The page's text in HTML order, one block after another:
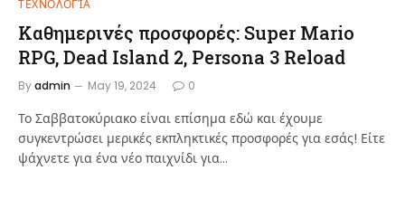
ΤΕΧΝΟΛΟΓΊΑ
Καθημερινές προσφορές: Super Mario
RPG, Dead Island 2, Persona 3 Reload
Byadmin May 19, 2024 0
Το Σαββατοκύριακο είναι επίσημα εδώ και έχουμε
συγκεντρώσει μερικές εκπληκτικές προσφορές για εσάς! Είτε
ψάχνετε για ένα νέο παιχνίδι για…